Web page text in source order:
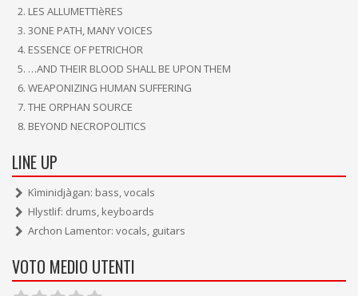
LES ALLUMETTIèRES
3ONE PATH, MANY VOICES
ESSENCE OF PETRICHOR
…AND THEIR BLOOD SHALL BE UPON THEM
WEAPONIZING HUMAN SUFFERING
THE ORPHAN SOURCE
BEYOND NECROPOLITICS
LINE UP
Kìminidjàgan: bass, vocals
Hlystlif: drums, keyboards
Archon Lamentor: vocals, guitars
VOTO MEDIO UTENTI